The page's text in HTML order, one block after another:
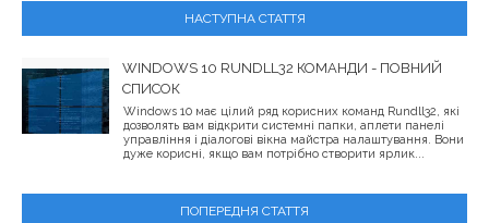
НАСТУПНА СТАТТЯ
WINDOWS 10 RUNDLL32 КОМАНДИ - ПОВНИЙ
СПИСОК
Windows 10 має цілий ряд корисних команд Rundll32, які
дозволять вам відкрити системні папки, аплети панелі
управління і діалогові вікна майстра налаштування. Вони
дуже корисні, якщо вам потрібно створити ярлик...
ПОПЕРЕДНЯ СТАТТЯ